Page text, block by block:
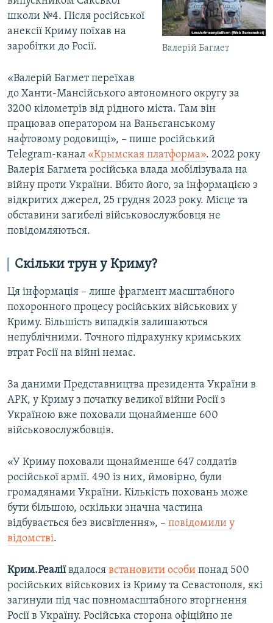
Валерій Багмет
школи №4. Після російської
анексії Криму поїхав на
заробітки до Росії.
«Валерій Багмет переїхав
до Ханти-Мансійського автономного округу за
3200 кілометрів від рідного міста. Там він
працював оператором на Ваньєганському
нафтовому родовищі», – пише російський
Telegram-канал «Крымская платформа». 2022 року
Валерія Багмета російська влада мобілізувала на
війну проти України. Вбито його, за інформацією з
відкритих джерел, 25 грудня 2023 року. Місце та
обставини загибелі військовослужбовця не
повідомляються.
Скільки трун у Криму?
Ця інформація – лише фрагмент масштабного
похоронного процесу російських військових у
Криму. Більшість випадків залишаються
непублічними. Точного підрахунку кримських
втрат Росії на війні немає.
За даними Представництва президента України в
АРК, у Криму з початку великої війни Росії з
Україною вже поховали щонайменше 600
військовослужбовців.
«У Криму поховали щонайменше 647 солдатів
російської армії. 490 із них, ймовірно, були
громадянами України. Кількість поховань може
бути більшою, оскільки значна частина
відбувається без висвітлення», – повідомили у
відомстві.
Крим.Реаліївдалося встановити особи понад 500
російських військових із Криму та Севастополя, які
загинули під час повномасштабного вторгнення
Росії в Україну. Російська сторона офіційно не